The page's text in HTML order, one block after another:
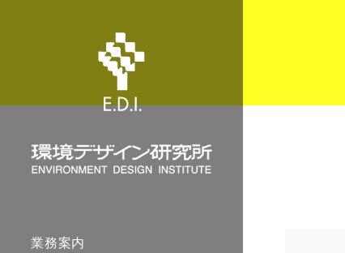
業務案内